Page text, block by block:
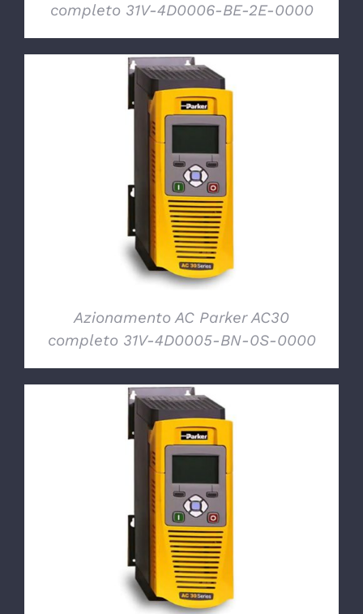
completo 31V-4D0006-BE-2E-0000
DETTAGLI
Azionamento AC Parker AC30
completo 31V-4D0005-BN-0S-0000
DETTAGLI